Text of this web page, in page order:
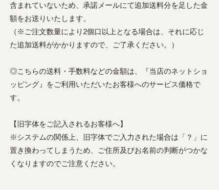
含まれていないため、承諾メールにて追加送料分を足した金
額をお送りいたします。
（※ご注文数量により2個口以上となる場合は、それに応じ
た追加送料がかかりますので、ご了承ください。）
◎こちらの送料・手数料などの金額は、『当店のネットショ
ッピング』をご利用いただいたお客様へのサービス価格で
す。
【旧字体をご記入されるお客様へ】
※システムの関係上、旧字体でご入力された場合は「？」に
置き換わってしまうため、ご住所及びお名前の判断がつかな
くなりますのでご注意ください。